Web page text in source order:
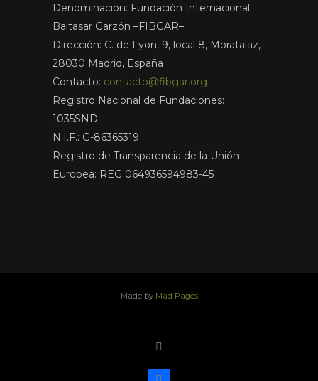
Denominación: Fundación Internacional
Baltasar Garzón –FIBGAR–
Dirección: C. de Lyon, 9, local 8, Moratalaz,
28030 Madrid, España
Contacto: contacto@fibgar.org
Registro Nacional de Fundaciones:
1035SND.
N.I.F.: G-86365319
Registro de Transparencia de la Unión
Europea: REG 064936594983-45
Made by Mad Pages
facebook